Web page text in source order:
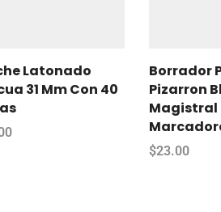
Latonado
31 Mm Con 40
Borrador
Pizarron
Magistral
$23.00